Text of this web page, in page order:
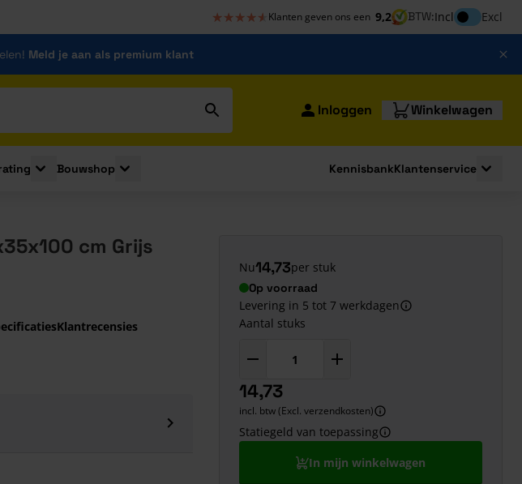
★★★★★
★★★★★ Klanten geven ons een 9,2 BTW:InclInclusief btw
Excl
Meld je aan als premium klant
Inloggen Winkelwagen
for Deuren
Toggle submenu for Bestrating
Bouwshop
Toggle submenu for Bouwshop
KennisbankKlantenservice
cm Grijs
Klantrecensies
Nu14,73per stuk
Op voorraad
Levering in 5 tot 7 werkdagen
Aantal stuks
14,73
incl. btw (Excl. verzendkosten)
Statiegeld van toepassing
In mijn winkelwagen